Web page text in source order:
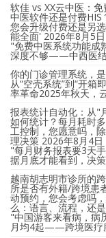
软佳 vs XX云中医：
中医软件还是付费HIS
您会升级付费还是另
能全面' 2026年8月5日
"免费中医系统功能成
深度不够——中西医
你的门诊管理系统，是
从“空壳系统”到“开箱
率革命2025年秋天，
报表统计自动化：从"
如何统计？每月耗时
工控制，您愿意吗，
理决策 2026年8月4日
"每月财务报表要3天
据月底才能看到，决
越南胡志明市诊所的
所是否有外籍/跨境患
动预约，您会考虑吗
么：语言、流程，还
"中国游客来看病，病
月均4起——跨境医疗